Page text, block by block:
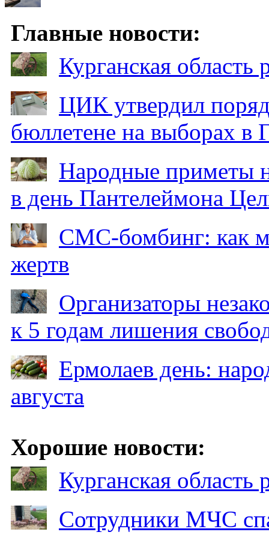
Главные новости:
Курганская
ЦИК утвердил
бюллетене на выборах в
Народные приметы
в день Пантелеймона
СМС-бомбинг: как
жертв
Организаторы
к 5 годам лишения
Ермолаев день:
августа
Хорошие новости:
Курганская
Сотрудники МЧС